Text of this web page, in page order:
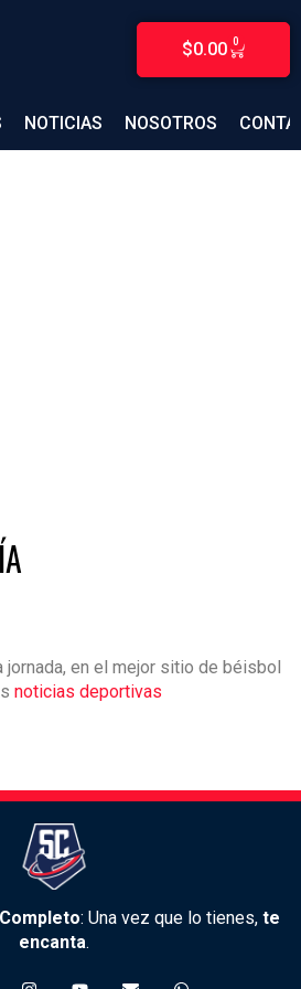
$0.00 0
CARRITO
NOTICIAS NOSOTROS
en el mejor sitio de béisbol
noticias deportivas
: Una vez que lo tienes, te
encanta.
I
W